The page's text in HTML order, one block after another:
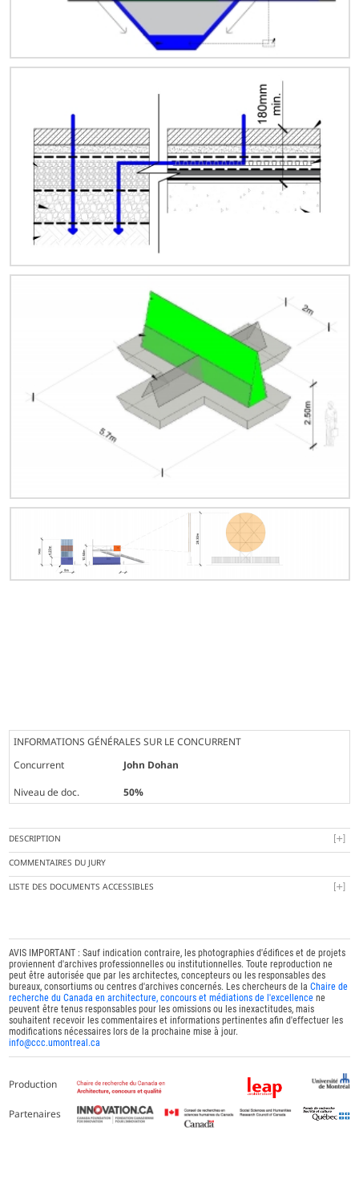
INFORMATIONS GÉNÉRALES SUR LE CONCURRENT
Concurrent
John Dohan
Niveau de doc.
50%
DESCRIPTION
COMMENTAIRES DU JURY
LISTE DES DOCUMENTS ACCESSIBLES
AVIS IMPORTANT : Sauf indication contraire, les photographies d'édifices et de projets
proviennent d'archives professionnelles ou institutionnelles. Toute reproduction ne
peut être autorisée que par les architectes, concepteurs ou les responsables des
bureaux, consortiums ou centres d'archives concernés. Les chercheurs de laChaire de
recherche du Canada en architecture, concours et médiations de l'excellence ne
peuvent être tenus responsables pour les omissions ou les inexactitudes, mais
souhaitent recevoir les commentaires et informations pertinentes afin d'effectuer les
modifications nécessaires lors de la prochaine mise à jour.
info@ccc.umontreal.ca
Production
Partenaires